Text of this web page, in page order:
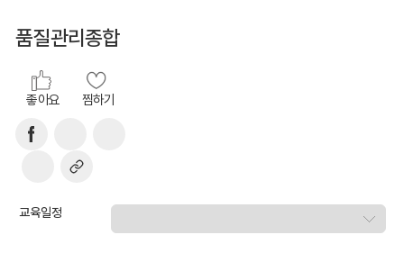
품질관리종합
좋아요 찜하기
교육일정